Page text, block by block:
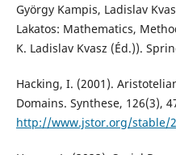
György Kampis, Ladislav
Lakatos: Mathematics,
K. Ladislav Kvasz (Éd.)).
Hacking, I. (2001).
Domains. Synthese, 126(3),
http://www.jstor.org/stable/